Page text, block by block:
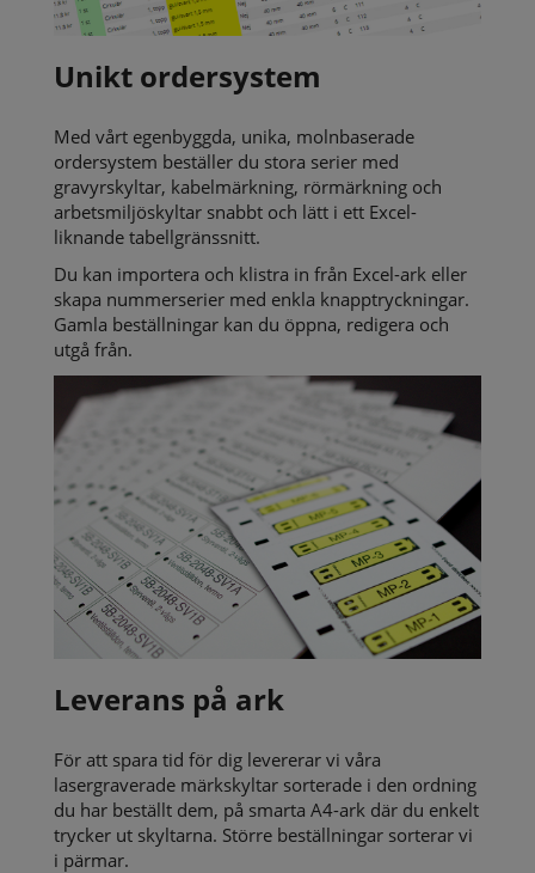
Unikt ordersystem
Med vårt egenbyggda, unika, molnbaserade
ordersystem beställer du stora serier med
gravyrskyltar, kabelmärkning, rörmärkning och
arbetsmiljöskyltar snabbt och lätt i ett Excel-
liknande tabellgränssnitt.
Du kan importera och klistra in från Excel-ark eller
skapa nummerserier med enkla knapptryckningar.
Gamla beställningar kan du öppna, redigera och
utgå från.
Leverans på ark
För att spara tid för dig levererar vi våra
lasergraverade märkskyltar sorterade i den ordning
du har beställt dem, på smarta A4-ark där du enkelt
trycker ut skyltarna. Större beställningar sorterar vi
i pärmar.